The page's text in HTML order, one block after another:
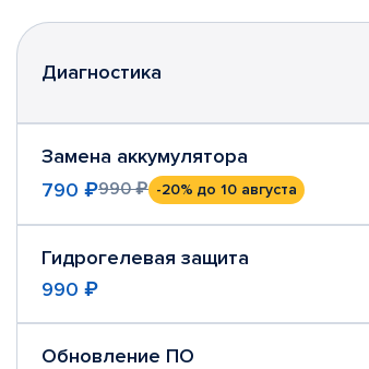
Диагностика
Замена аккумулятора
790 ₽990 ₽ -20% до 10 августа
Гидрогелевая защита
990 ₽
Обновление ПО